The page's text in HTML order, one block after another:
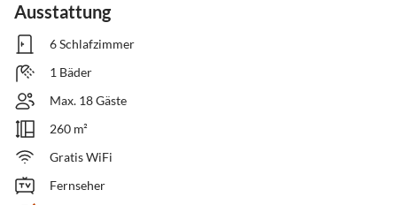
Ausstattung
6 Schlafzimmer
1 Bäder
Max. 18 Gäste
260 m²
Gratis WiFi
Fernseher